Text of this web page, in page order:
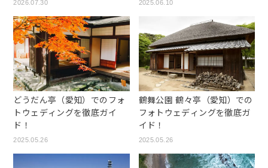
2026.07.30 2025.06.10
どうだん亭（愛知）でのフォ
トウェディングを徹底ガイ
ド！
2025.05.26
鶴舞公園 鶴々亭（愛知）での
フォトウェディングを徹底ガ
イド！
2025.05.26